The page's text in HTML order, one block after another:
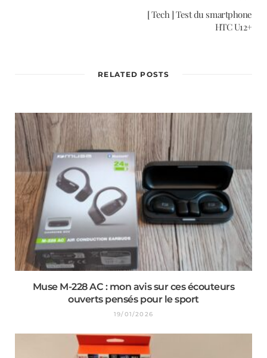
[ Tech ] Test du smartphone
HTC U12+
RELATED POSTS
Muse M-228 AC : mon avis sur ces écouteurs
ouverts pensés pour le sport
19/01/2026